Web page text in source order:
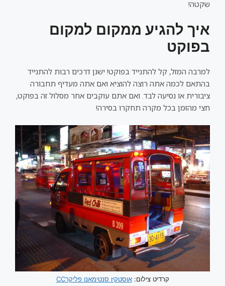
שקטה!
איך להגיע ממקום למקום
בפוקט
למרבה המזל, קל להתנייד בפוקט! ישנן דרכים רבות להתנייד
בהתאם לכמה אתה רוצה להוציא ואם אתה מעדיף תחבורה
ציבורית או נסיעה לבד. ואם אתם עוקבים אחר מסלול זה בפוקט,
חצי מהזמן בכל מקרה תחקרו בסירה!
קרדיט צילום:אוסטקיו סנטימאנו פליקרCC